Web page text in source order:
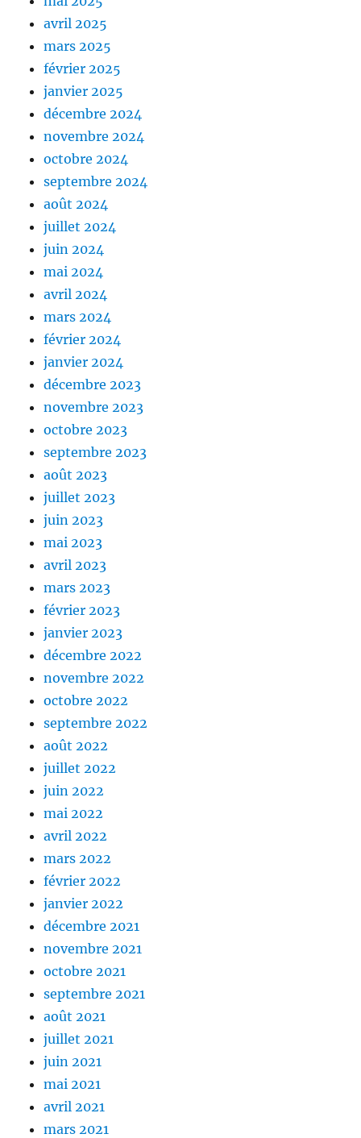
avril 2025
mars 2025
février 2025
janvier 2025
décembre 2024
novembre 2024
octobre 2024
septembre 2024
août 2024
juillet 2024
juin 2024
mai 2024
avril 2024
mars 2024
février 2024
janvier 2024
décembre 2023
novembre 2023
octobre 2023
septembre 2023
août 2023
juillet 2023
juin 2023
mai 2023
avril 2023
mars 2023
février 2023
janvier 2023
décembre 2022
novembre 2022
octobre 2022
septembre 2022
août 2022
juillet 2022
juin 2022
mai 2022
avril 2022
mars 2022
février 2022
janvier 2022
décembre 2021
novembre 2021
octobre 2021
septembre 2021
août 2021
juillet 2021
juin 2021
mai 2021
avril 2021
mars 2021